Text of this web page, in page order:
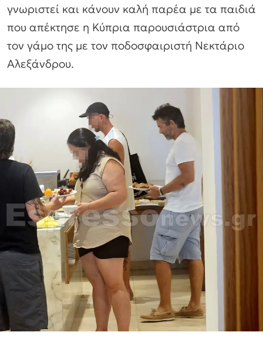
γνωριστεί και κάνουν καλή παρέα με τα παιδιά
που απέκτησε η Κύπρια παρουσιάστρια από
τον γάμο της με τον ποδοσφαιριστή Νεκτάριο
Αλεξάνδρου.